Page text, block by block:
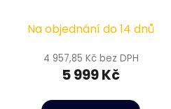
Na objednání do 14 dnů
4 957,85 Kč bez DPH
5 999 Kč